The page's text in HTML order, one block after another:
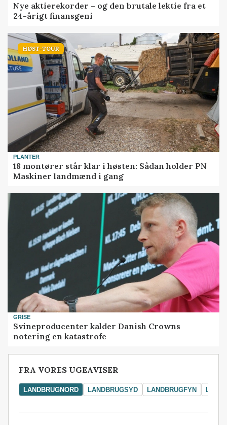
Nye aktierekorder – og den brutale lektie fra et
24-årigt finansgeni
HØST-TOUR
PLANTER
18 montører står klar i høsten: Sådan holder PN
Maskiner landmænd i gang
GRISE
Svineproducenter kalder Danish Crowns
notering en katastrofe
FRA VORES UGEAVISER
LANDBRUGNORD LANDBRUGSYD LANDBRUGFYN